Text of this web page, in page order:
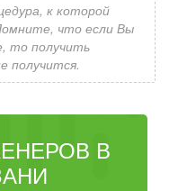
к которой
что если Вы
то получить
получится.
В